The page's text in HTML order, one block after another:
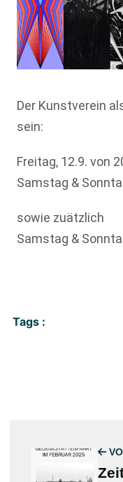
Der Kunstverein
sein:
Freitag, 12.9. von
Samstag &
sowie zuätzlich
Samstag &
Tags :